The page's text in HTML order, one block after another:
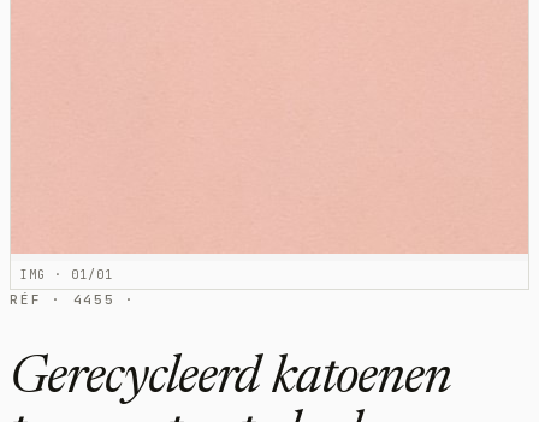
IMG · 01/01
RÉF · 4455 ·
Gerecycleerd katoenen